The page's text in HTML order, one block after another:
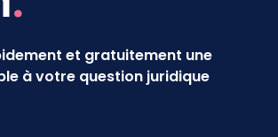
et gratuitement une
à votre question juridique